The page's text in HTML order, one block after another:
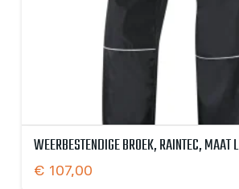
WEERBESTENDIGE BROEK, RAINTEC, MAAT L
€ 107,00